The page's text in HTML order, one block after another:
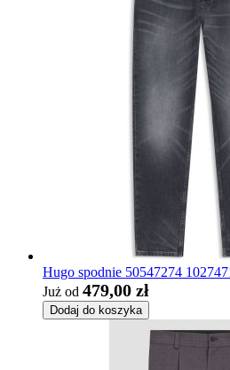
Hugo spodnie 50547274
Już od 479,00 zł
Dodaj do koszyka